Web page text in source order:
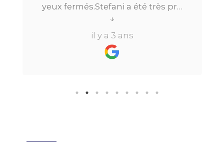
yeux fermés.Stefani a été très pro
tout au long du processus.Très
réactive, elle a su répondre à
toutes mes questions en moins de
24h par email ou par
supplémentaire est très bien
↓
il y a 3 ans